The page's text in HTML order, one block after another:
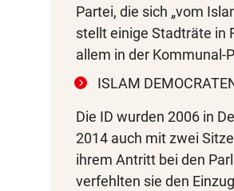
Partei, die sich „vom
stellt einige Stadträte in
allem in der Kommunal-
ISLAM
Die ID wurden 2006 in
2014 auch mit zwei
ihrem Antritt bei den
verfehlten sie den